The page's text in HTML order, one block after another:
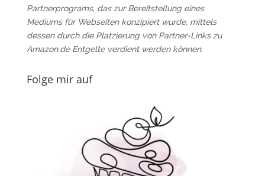
Partnerprograms, das zur Bereitstellung eines
Mediums für Webseiten konzipiert wurde, mittels
dessen durch die Platzierung von Partner-Links zu
Amazon.de Entgelte verdient werden können.
Folge mir auf